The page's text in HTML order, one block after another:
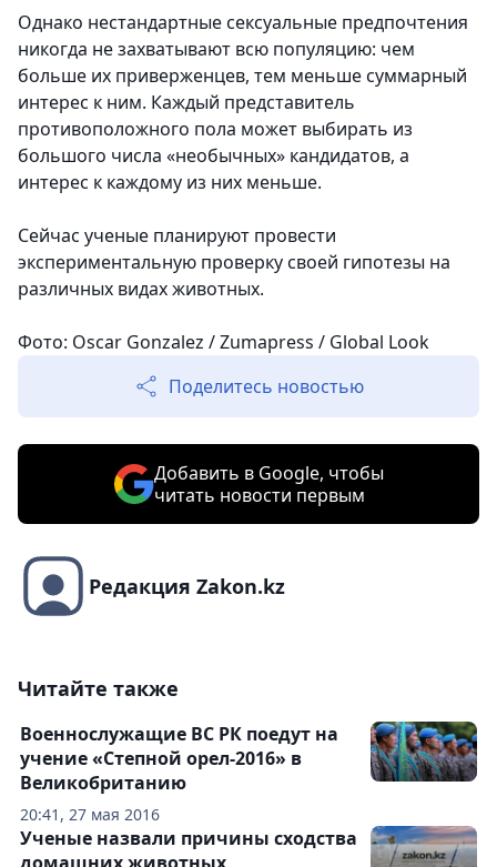
Однако нестандартные сексуальные предпочтения
никогда не захватывают всю популяцию: чем
больше их приверженцев, тем меньше суммарный
интерес к ним. Каждый представитель
противоположного пола может выбирать из
большого числа «необычных» кандидатов, а
интерес к каждому из них меньше.
Сейчас ученые планируют провести
экспериментальную проверку своей гипотезы на
различных видах животных.
Фото: Oscar Gonzalez / Zumapress / Global Look
Поделитесь новостью
Добавить в Google, чтобы
читать новости первым
Редакция Zakon.kz
Читайте также
20:41, 27 мая 2016
Военнослужащие ВС РК поедут на
учение «Степной орел-2016» в
Великобританию
Ученые назвали причины сходства